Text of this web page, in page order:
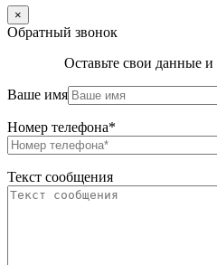
×
Обратный звонок
Оставьте свои данные
Ваше имя
Номер телефона*
Текст сообщения